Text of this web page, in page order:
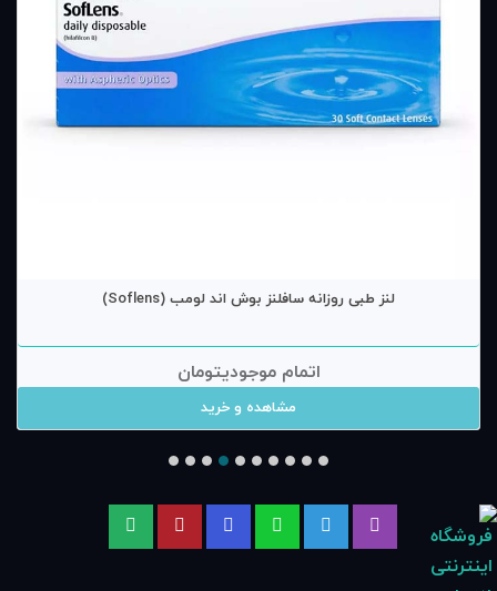
لنز طبی روزانه سافلنز بوش اند لومب (Soflens)
اتمام موجودیتومان
مشاهده و خرید